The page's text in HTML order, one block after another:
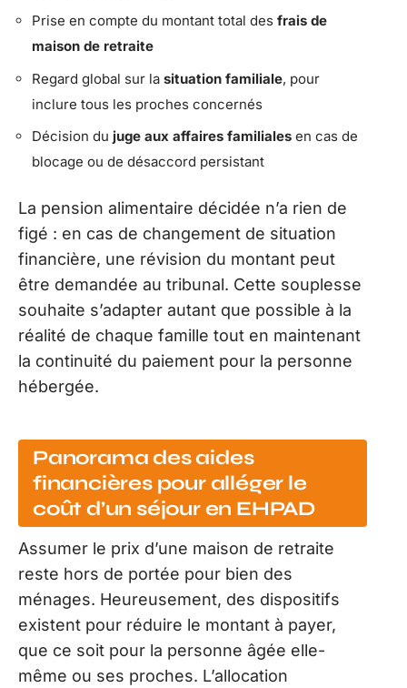
Prise en compte du montant total des frais de
maison de retraite
Regard global sur la situation familiale, pour
inclure tous les proches concernés
Décision du juge aux affaires familiales en cas de
blocage ou de désaccord persistant
La pension alimentaire décidée n’a rien de
figé : en cas de changement de situation
financière, une révision du montant peut
être demandée au tribunal. Cette souplesse
souhaite s’adapter autant que possible à la
réalité de chaque famille tout en maintenant
la continuité du paiement pour la personne
hébergée.
Panorama des aides
financières pour alléger le
coût d’un séjour en EHPAD
Assumer le prix d’une maison de retraite
reste hors de portée pour bien des
ménages. Heureusement, des dispositifs
existent pour réduire le montant à payer,
que ce soit pour la personne âgée elle-
même ou ses proches. L’allocation